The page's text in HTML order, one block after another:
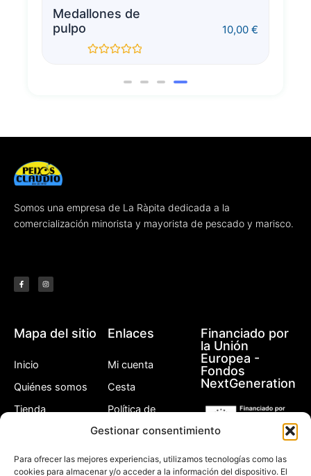
Gestionar consentimiento
Para ofrecer las mejores experiencias, utilizamos tecnologías como las
cookies para almacenar y/o acceder a la información del dispositivo. El
Medallones de
pulpo
10,00 €
Somos una empresa de La Ràpita dedicada a la
comercialización minorista y mayorista de pescado y marisco.
c
e
b
f
s
t
a
Mapa del sitio
Inicio
Quiénes somos
Tienda
Contacto
Enlaces
Mi cuenta
Cesta
Política de
privacidad
devoluciones
Financiado por
la Unión
Europea -
Fondos
NextGeneration